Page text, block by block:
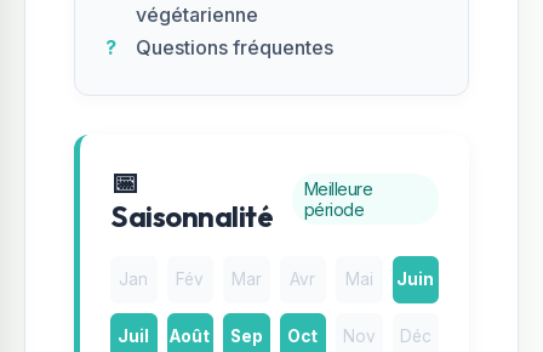
végétarienne
Questions fréquentes
📅
Saisonnalité
Meilleure
période
Jan Fév Mar Avr Mai Juin
Juil Août Sep Oct Nov Déc